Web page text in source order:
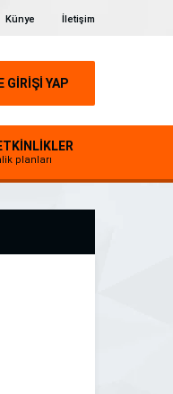
Künye İletişim
GİRİŞİ YAP
planları